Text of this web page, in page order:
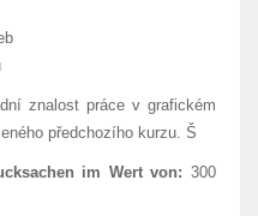
znalost práce v grafickém
předchozího kurzu. Š
im Wert von: 300